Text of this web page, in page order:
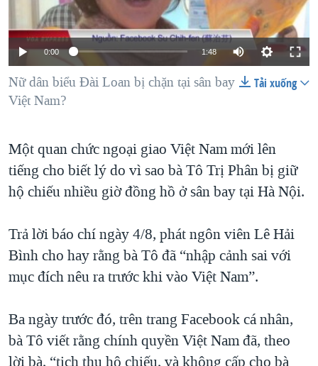
NGƯỜI VIỆT HẢI NGOẠI
ĐỜI SỐNG
KINH TẾ
THỂ THAO
GIÁO DỤC
HÀNH TRÌNH BẦU CỬ 2024
MỘT NĂM CHIẾN TRANH TẠI DẢI GAZA
GIẢI MÃ VÀNH ĐAI & CON ĐƯỜNG
NGÀY TỊ NẠN THẾ GIỚI
GROUND ZERO – XƯA VÀ NAY
CHI PHÍ CHIẾN TRANH AFGHANISTAN
THƯỢNG ĐỈNH TRUMP-KIM TẠI VIỆT NAM
TRỊNH VĨNH BÌNH VS. CHÍNH PHỦ VIỆT NAM
NGƯ DÂN VIỆT VÀ LÀN SÓNG TRỘM HẢI SÂM
QUAN HỆ VIỆT MỸ
VIDEO
NGHE
MẠNG XÃ HỘI
Ngôn ngữ khác
0:00 1:48
Tải xuống
Nữ dân biểu Đài Loan bị chặn tại sân bay
Việt Nam?
Một quan chức ngoại giao Việt Nam mới lên
tiếng cho biết lý do vì sao bà Tô Trị Phân bị giữ
hộ chiếu nhiều giờ đồng hồ ở sân bay tại Hà Nội.
Trả lời báo chí ngày 4/8, phát ngôn viên Lê Hải
Bình cho hay rằng bà Tô đã “nhập cảnh sai với
mục đích nêu ra trước khi vào Việt Nam”.
Ba ngày trước đó, trên trang Facebook cá nhân,
bà Tô viết rằng chính quyền Việt Nam đã, theo
lời bà, “tịch thu hộ chiếu, và không cấp cho bà